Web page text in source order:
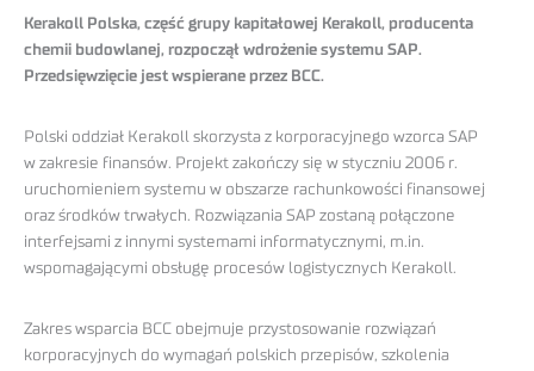
Kerakoll Polska, część grupy kapitałowej Kerakoll, producenta
chemii budowlanej, rozpoczął wdrożenie systemu SAP.
Przedsięwzięcie jest wspierane przez BCC.
Polski oddział Kerakoll skorzysta z korporacyjnego wzorca SAP
w zakresie finansów. Projekt zakończy się w styczniu 2006 r.
uruchomieniem systemu w obszarze rachunkowości finansowej
oraz środków trwałych. Rozwiązania SAP zostaną połączone
interfejsami z innymi systemami informatycznymi, m.in.
wspomagającymi obsługę procesów logistycznych Kerakoll.
Zakres wsparcia BCC obejmuje przystosowanie rozwiązań
korporacyjnych do wymagań polskich przepisów, szkolenia